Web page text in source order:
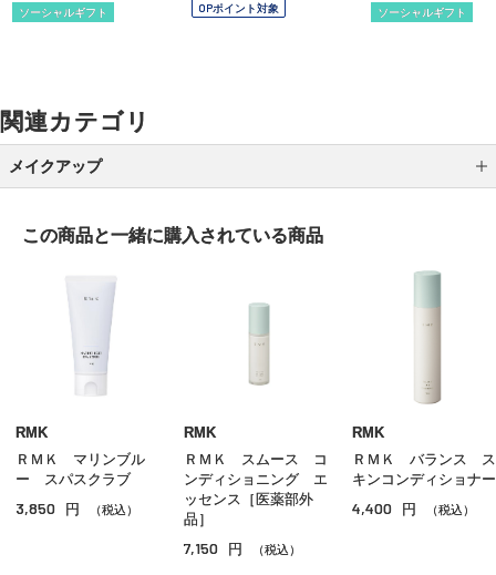
ソーシャルギフト
OPポイント対象
ソーシャルギフト
関連カテゴリ
メイクアップ
アイブロウ
グロス
チーク
シェーディング・ハイライト
この商品と一緒に購入されている商品
RMK
ＲＭＫ マリンブル
ー スパスクラブ
3,850 円 （税込）
RMK
ＲＭＫ スムース コ
ンディショニング エ
ッセンス［医薬部外
品］
7,150 円 （税込）
RMK
ＲＭＫ バランス ス
キンコンディショナー
4,400 円 （税込）